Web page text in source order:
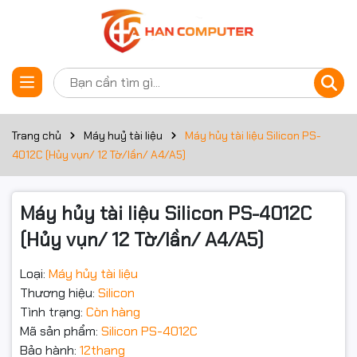
Trang chủ Máy huỷ tài liệu
Máy hủy tài liệu Silicon PS-
4012C (Hủy vụn/ 12 Tờ/lần/ A4/A5)
Máy hủy tài liệu Silicon PS-4012C
(Hủy vụn/ 12 Tờ/lần/ A4/A5)
Loại: Máy hủy tài liệu
Thương hiệu: Silicon
Tình trạng: Còn hàng
Mã sản phẩm: Silicon PS-4012C
Bảo hành: 12thang
Thông số kỹ thuật
Kiểu hủy Hủy vụn
Công suất hủy 12 tờ
Khả năng hủy
Khổ giấy A4/A5
Kích thước hủy 4*15 mm
- Tốc độ hủy (M / Min): 2,0M/Min
- Tự khởi động/dừng sau khi hủy xong : Có
Đặt trước sản phẩm